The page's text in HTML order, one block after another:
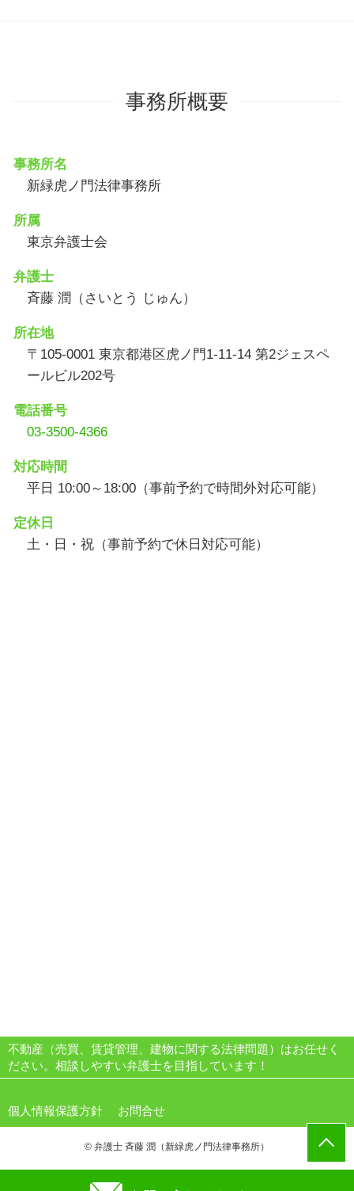
事務所概要
事務所名
新緑虎ノ門法律事務所
所属
東京弁護士会
弁護士
斉藤 潤（さいとう じゅん）
所在地
〒105-0001 東京都港区虎ノ門1-11-14 第2ジェスペ
ールビル202号
電話番号
03-3500-4366
対応時間
平日 10:00～18:00（事前予約で時間外対応可能）
定休日
土・日・祝（事前予約で休日対応可能）
不動産（売買、賃貸管理、建物に関する法律問題）はお任せく
ださい。相談しやすい弁護士を目指しています！
個人情報保護方針 お問合せ
© 弁護士 斉藤 潤（新緑虎ノ門法律事務所）